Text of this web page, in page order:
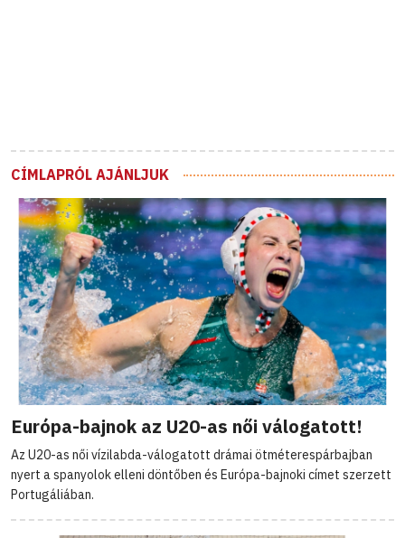
CÍMLAPRÓL AJÁNLJUK
Európa-bajnok az U20-as női válogatott!
Az U20-as női vízilabda-válogatott drámai ötméterespárbajban
nyert a spanyolok elleni döntőben és Európa-bajnoki címet szerzett
Portugáliában.